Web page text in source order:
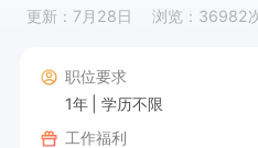
更新：7月28日
浏览：36982
职位要求
1年
学历不限
工作福利